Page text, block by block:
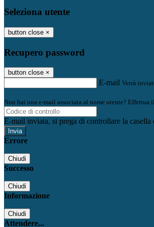
Seleziona utente
button close ×
Recupero password
button close ×
E-mail Verrà
Non hai una e-mail associata al nome utente? Effettua
E-mail inviata, si prega di controllare la casella
Errore
Chiudi
Successo
Chiudi
Informazione
Chiudi
Attendere...